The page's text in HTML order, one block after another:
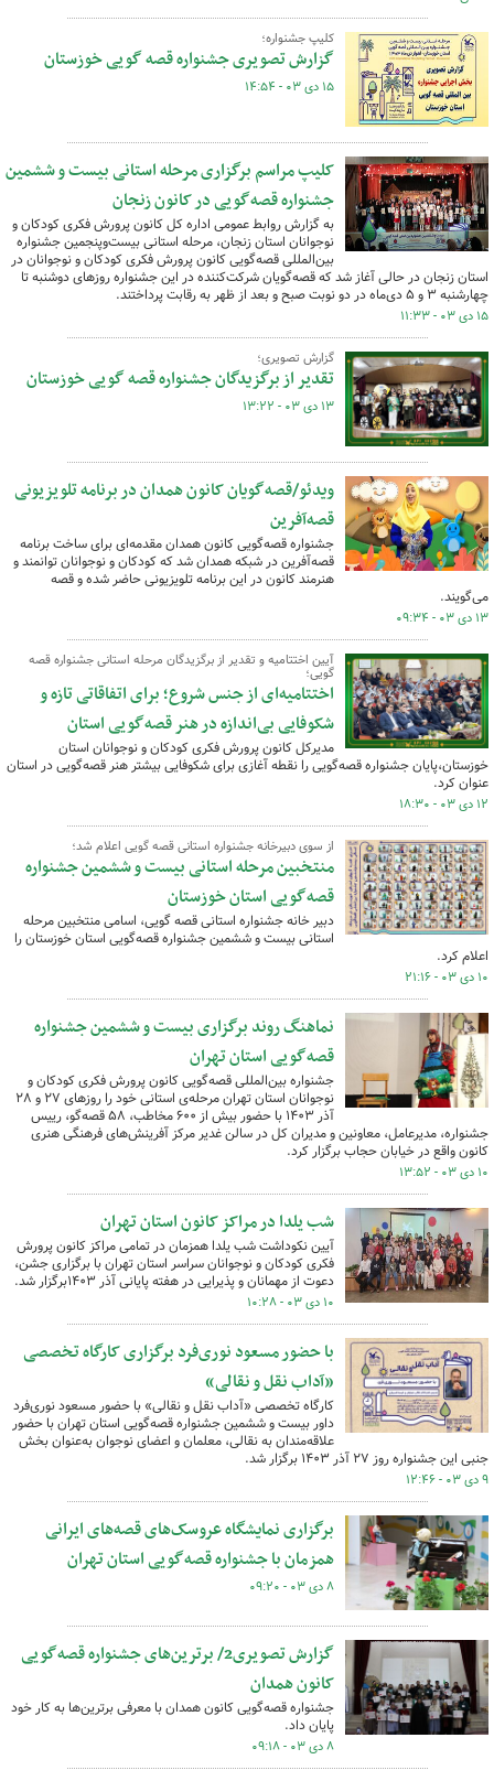
کلیپ جشنواره؛
گزارش تصویری جشنواره قصه گویی خوزستان
۱۵ دی ۰۳ - ۱۴:۵۴
کلیپ مراسم برگزاری مرحله استانی بیست و ششمین
جشنواره قصه‌گویی در کانون زنجان
به گزارش روابط عمومی اداره کل کانون پرورش فکری کودکان و
نوجوانان استان زنجان، مرحله استانی بیست‌وپنجمین جشنواره
بین‌المللی ‌قصه‌گویی کانون پرورش فکری کودکان و نوجوانان در
استان زنجان در حالی آغاز شد که قصه‌گویان شرکت‌کننده در این جشنواره روزهای دوشنبه تا
چهارشنبه ۳ و ۵ دی‌ماه در دو نوبت صبح و بعد از ظهر به رقابت پرداختند.
۱۵ دی ۰۳ - ۱۱:۳۳
گزارش تصویری؛
تقدیر از برگزیدگان جشنواره قصه گویی خوزستان
۱۳ دی ۰۳ - ۱۳:۲۲
ویدئو/قصه‌گویان کانون همدان در برنامه تلویزیونی
قصه‌آفرین
جشنواره قصه‌گویی کانون همدان مقدمه‌ای برای ساخت برنامه
قصه‌آفرین در شبکه همدان شد که کودکان و نوجوانان توانمند و
هنرمند کانون در این برنامه تلویزیونی حاضر شده و قصه
می‌گویند.
۱۳ دی ۰۳ - ۰۹:۳۴
آیین اختتامیه و تقدیر از برگزیدگان مرحله استانی جشنواره قصه
گویی؛
اختتامیه‌ای از جنس شروع؛ برای اتفاقاتی تازه و
شکوفایی بی‌اندازه در هنر قصه‌گویی استان
مدیرکل کانون پرورش فکری کودکان و نوجوانان استان
خوزستان،پایان جشنواره قصه‌گویی را نقطه آغازی برای شکوفایی بیشتر هنر قصه‌گویی در استان
عنوان کرد.
۱۲ دی ۰۳ - ۱۸:۳۰
از سوی دبیرخانه جشنواره استانی قصه گویی اعلام شد؛
منتخبین مرحله استانی بیست و ششمین جشنواره
قصه‌گویی استان خوزستان
دبیر خانه جشنواره استانی قصه گویی، اسامی منتخبین مرحله
استانی بیست و ششمین جشنواره قصه‌گویی استان خوزستان را
اعلام کرد.
۱۰ دی ۰۳ - ۲۱:۱۶
نماهنگ روند برگزاری بیست و ششمین جشنواره
قصه‌گویی استان تهران
جشنواره بین‌المللی قصه‌گویی کانون پرورش فکری کودکان و
نوجوانان استان تهران مرحله‌ی استانی خود را روزهای ۲۷ و ۲۸
آذر ۱۴۰۳ با حضور بیش از ۶۰۰ مخاطب، ۵۸ قصه‌گو، رییس
جشنواره، مدیرعامل، معاونین و مدیران کل در سالن غدیر مرکز آفرینش‌های فرهنگی هنری
کانون واقع در خیابان حجاب برگزار کرد.
۱۰ دی ۰۳ - ۱۳:۵۲
شب یلدا در مراکز کانون استان تهران
آیین نکوداشت شب یلدا همزمان در تمامی مراکز کانون پرورش
فکری کودکان و نوجوانان سراسر استان تهران با برگزاری جشن،
دعوت از مهمانان و پذیرایی در هفته پایانی آذر ۱۴۰۳برگزار شد.
۱۰ دی ۰۳ - ۱۰:۲۸
با حضور مسعود نوری‌فرد برگزاری کارگاه تخصصی
«آداب نقل و نقالی»
کارگاه تخصصی «آداب نقل و نقالی» با حضور مسعود نوری‌فرد
داور بیست و ششمین جشنواره قصه‌گویی استان تهران با حضور
علاقه‌مندان به نقالی، معلمان و اعضای نوجوان به‌عنوان بخش
جنبی این جشنواره روز ۲۷ آذر ۱۴۰۳ برگزار شد.
۹ دی ۰۳ - ۱۲:۴۶
برگزاری نمایشگاه عروسک‌های قصه‌های ایرانی
همزمان با جشنواره قصه‌گویی استان تهران
۸ دی ۰۳ - ۰۹:۲۰
گزارش تصویری2/ برترین‌های جشنواره قصه‌گویی
کانون همدان
جشنواره قصه‌گویی کانون همدان با معرفی برترین‌ها به کار خود
پایان داد.
۸ دی ۰۳ - ۰۹:۱۸